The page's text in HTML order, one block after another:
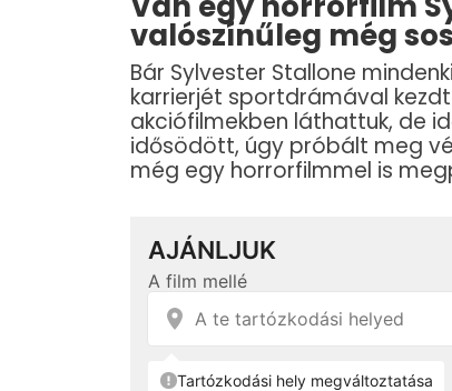
valószínűleg még
Bár Sylvester Stallone
karrierjét sportdrámával
akciófilmekben láthattuk, de
idősödött, úgy próbált meg
még egy horrorfilmmel is